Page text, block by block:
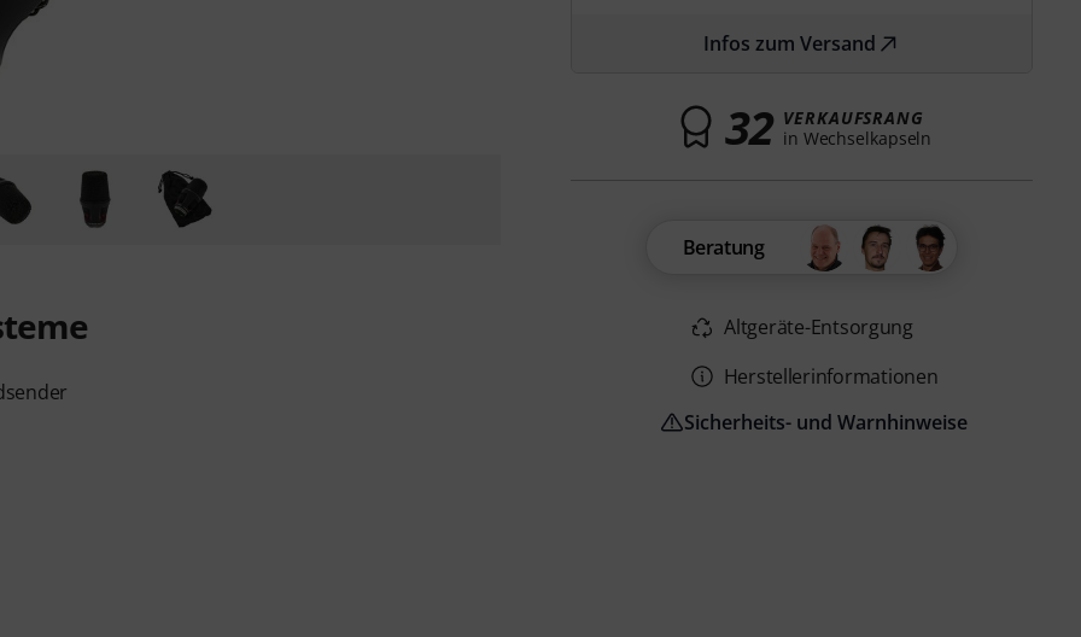
Infos zum Versand
32 VERKAUFSRANG
in Wechselkapseln
Beratung
Altgeräte-Entsorgung
Herstellerinformationen
Sicherheits- und Warnhinweise